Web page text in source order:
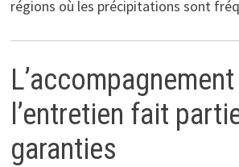
régions où les précipitations sont
l’entretien fait
garanties